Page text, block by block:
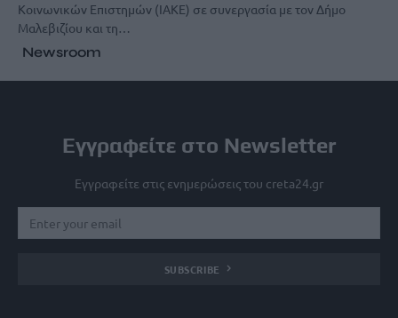
Κοινωνικών Επιστημών (ΙΑΚΕ) σε συνεργασία με τον Δήμο
Μαλεβιζίου και τη…
Newsroom
Εγγραφείτε στο Newsletter
Εγγραφείτε στις ενημερώσεις του creta24.gr
SUBSCRIBE